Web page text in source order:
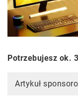
Potrzebujesz ok.
Artykuł